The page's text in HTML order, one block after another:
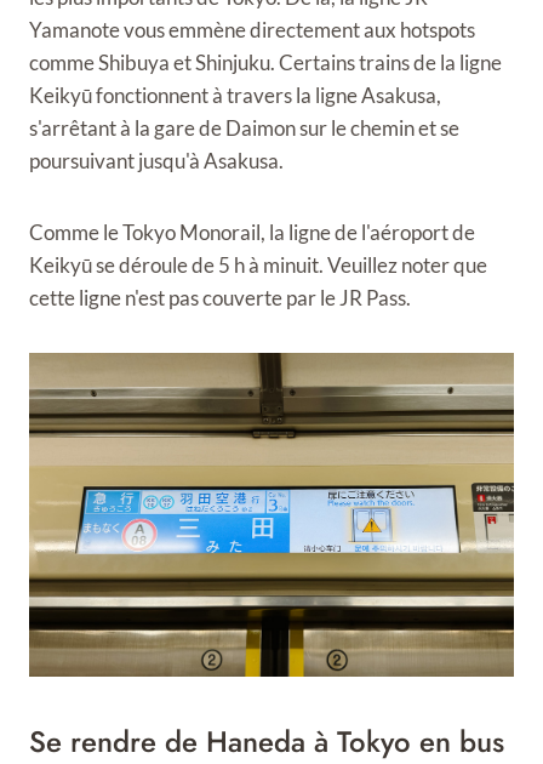
Yamanote vous emmène directement aux hotspots
comme Shibuya et Shinjuku. Certains trains de la ligne
Keikyū fonctionnent à travers la ligne Asakusa,
s'arrêtant à la gare de Daimon sur le chemin et se
poursuivant jusqu'à Asakusa.
Comme le Tokyo Monorail, la ligne de l'aéroport de
Keikyū se déroule de 5 h à minuit. Veuillez noter que
cette ligne n'est pas couverte par le JR Pass.
Se rendre de Haneda à Tokyo en bus